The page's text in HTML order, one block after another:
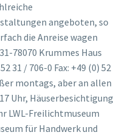
angeboten, so
die Anreise wagen
78070 Krummes Haus
31 / 706-0 Fax: +49 (0) 52
montags, aber an allen
Uhr, Häuserbesichtigung
LWL-Freilichtmuseum
für Handwerk und